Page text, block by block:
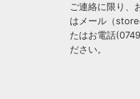
ご連絡に限り、
はメール（
たはお電話(
ださい。